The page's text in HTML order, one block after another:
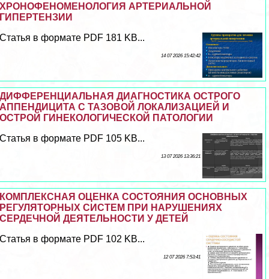
ХРОНОФЕНОМЕНОЛОГИЯ АРТЕРИАЛЬНОЙ
ГИПЕРТЕНЗИИ
Статья в формате PDF 181 KB...
14 07 2026 15:42:42
ДИФФЕРЕНЦИАЛЬНАЯ ДИАГНОСТИКА ОСТРОГО
АППЕНДИЦИТА С ТАЗОВОЙ ЛОКАЛИЗАЦИЕЙ И
ОСТРОЙ ГИНЕКОЛОГИЧЕСКОЙ ПАТОЛОГИИ
Статья в формате PDF 105 KB...
13 07 2026 13:36:21
КОМПЛЕКСНАЯ ОЦЕНКА СОСТОЯНИЯ ОСНОВНЫХ
РЕГУЛЯТОРНЫХ СИСТЕМ ПРИ НАРУШЕНИЯХ
СЕРДЕЧНОЙ ДЕЯТЕЛЬНОСТИ У ДЕТЕЙ
Статья в формате PDF 102 KB...
12 07 2026 7:53:41